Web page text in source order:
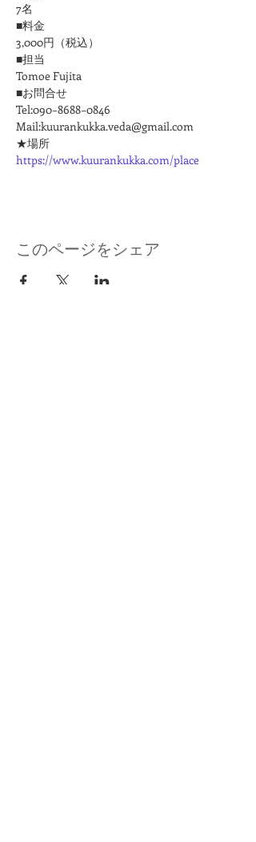
7名
■料金
3,000円（税込）
■担当
Tomoe Fujita
■お問合せ
Tel:090−8688−0846
Mail:kuurankukka.veda@gmail.com
★場所
https://www.kuurankukka.com/place
このページをシェア